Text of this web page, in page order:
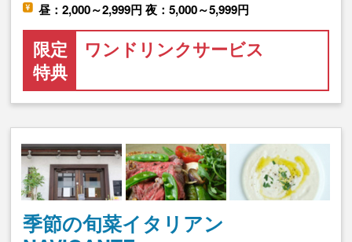
昼：2,000～2,999円 夜：5,000～5,999円
限定
特典
ワンドリンクサービス
季節の旬菜イタリアン